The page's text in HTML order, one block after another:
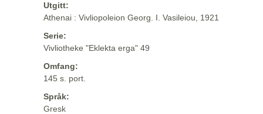
Utgitt:
Athenai : Vivliopoleion Georg. I. Vasileiou, 1921
Serie:
Vivliotheke "Eklekta erga" 49
Omfang:
145 s. port.
Språk:
Gresk